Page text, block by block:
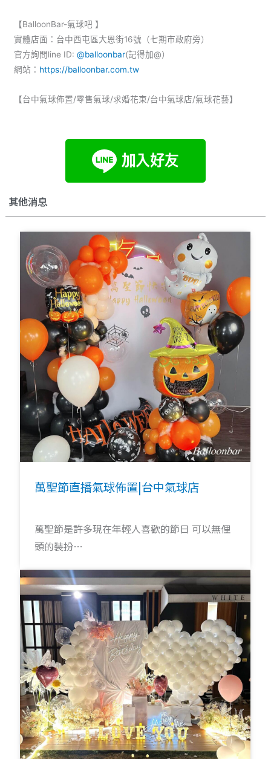
【BalloonBar-氣球吧 】
實體店面：台中西屯區大恩街16號（七期市政府旁）
官方詢問line ID:@balloonbar(記得加@）
網站： https://balloonbar.com.tw
【台中氣球佈置/零售氣球/求婚花束/台中氣球店/氣球花藝】
其他消息
萬聖節直播氣球佈置|台中氣球店
萬聖節是許多現在年輕人喜歡的節日 可以無俚
頭的裝扮…
Page PagePage